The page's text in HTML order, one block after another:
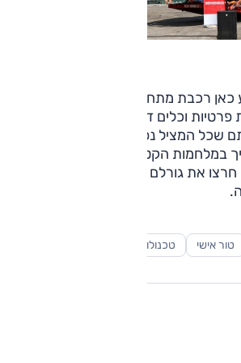
כאן רכבת מתחת לאדמה ותוריד מהכביש
פרטיות וכלים דו גלגליים. חברי הכנסת
שכל המציל נפש אחת כאילו הציל עולם
הקטנות והכאילו לא־מזיקות
את גורלם של מספר אנשים לא ידוע
טור אישי טכנולוגיה